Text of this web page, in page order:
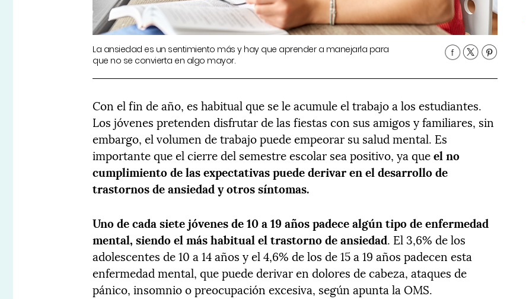
La ansiedad es un sentimiento más y hay que aprender a manejarla para
que no se convierta en algo mayor.
Con el fin de año, es habitual que se le acumule el trabajo a los estudiantes.
Los jóvenes pretenden disfrutar de las fiestas con sus amigos y familiares, sin
embargo, el volumen de trabajo puede empeorar su salud mental. Es
importante que el cierre del semestre escolar sea positivo, ya queel no
cumplimiento de las expectativas puede derivar en el desarrollo de
trastornos de ansiedad y otros síntomas.
Uno de cada siete jóvenes de 10 a 19 años padece algún tipo de enfermedad
mental, siendo el más habitual el trastorno de ansiedad. El 3,6% de los
adolescentes de 10 a 14 años y el 4,6% de los de 15 a 19 años padecen esta
enfermedad mental, que puede derivar en dolores de cabeza, ataques de
pánico, insomnio o preocupación excesiva, según apunta la OMS.